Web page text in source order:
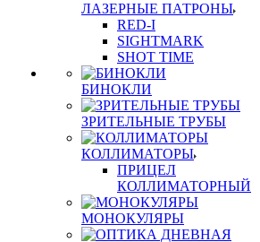
ЛАЗЕРНЫЕ ПАТРОНЫ
RED-I
SIGHTMARK
SHOT TIME
БИНОКЛИ
ЗРИТЕЛЬНЫЕ ТРУБЫ
КОЛЛИМАТОРЫ
ПРИЦЕЛ
КОЛЛИМАТОРНЫЙ
МОНОКУЛЯРЫ